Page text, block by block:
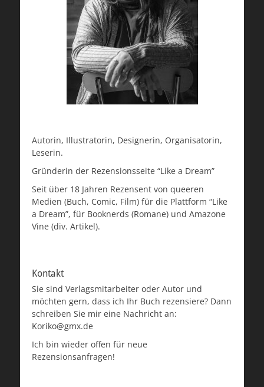
Autorin, Illustratorin, Designerin, Organisatorin,
Leserin.
Gründerin der Rezensionsseite “Like a Dream”
Seit über 18 Jahren Rezensent von queeren
Medien (Buch, Comic, Film) für die Plattform “Like
a Dream”, für Booknerds (Romane) und Amazone
Vine (div. Artikel).
Kontakt
Sie sind Verlagsmitarbeiter oder Autor und
möchten gern, dass ich Ihr Buch rezensiere? Dann
schreiben Sie mir eine Nachricht an:
Koriko@gmx.de
Ich bin wieder offen für neue
Rezensionsanfragen!